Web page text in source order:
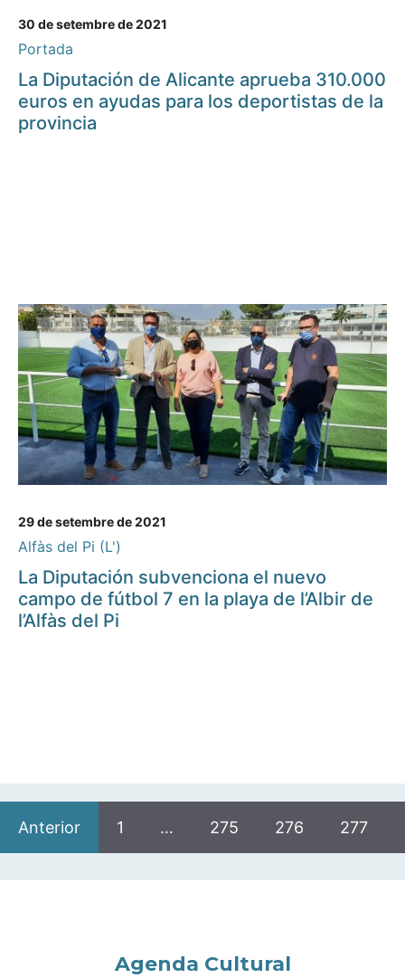
30 de setembre de 2021
Portada
La Diputación de Alicante aprueba 310.000
euros en ayudas para los deportistas de la
provincia
29 de setembre de 2021
Alfàs del Pi (L')
La Diputación subvenciona el nuevo
campo de fútbol 7 en la playa de l’Albir de
l’Alfàs del Pi
Anterior 1 … 275 276 277
Agenda Cultural